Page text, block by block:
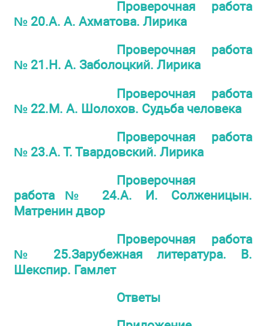
Проверочная работа
№ 20.А. А. Ахматова. Лирика
Проверочная работа
№ 21.Н. А. Заболоцкий. Лирика
Проверочная работа
№ 22.М. А. Шолохов. Судьба человека
Проверочная работа
№ 23.А. Т. Твардовский. Лирика
Проверочная
работа№ 24.А. И. Солженицын.
Матренин двор
Проверочная работа
№ 25.Зарубежная литература. В.
Шекспир. Гамлет
Ответы